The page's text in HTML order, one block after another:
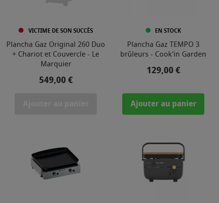
VICTIME DE SON SUCCÈS
Plancha Gaz Original 260 Duo
+ Chariot et Couvercle - Le
Marquier
Prix
549,00 €
EN STOCK
Plancha Gaz TEMPO 3
brûleurs - Cook'in Garden
Prix
129,00 €
Ajouter au panier